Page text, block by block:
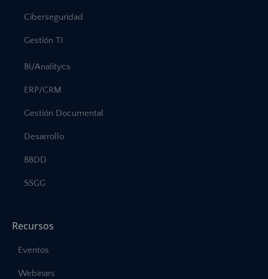
Ciberseguridad
Gestión TI
BI/Analitycs
ERP/CRM
Gestión Documental
Desarrollo
BBDD
SSGG
Recursos
Eventos
Webinars